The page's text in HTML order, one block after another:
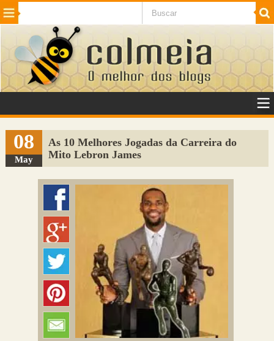
Beleza Cinema e TV
Internet Jogos NotÃ­cias SaÃºde
VeÃ­culos Adulto
Sugerir Link
Adicionar Blog
Colmeia Exchange
08
May
As 10 Melhores Jogadas da Carreira do
Mito Lebron James